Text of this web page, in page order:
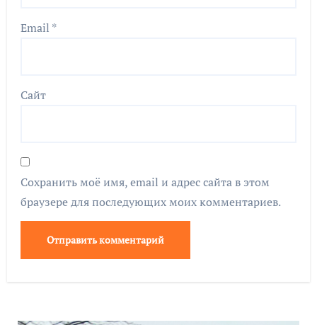
Email *
Сайт
Сохранить моё имя, email и адрес сайта в этом
браузере для последующих моих комментариев.